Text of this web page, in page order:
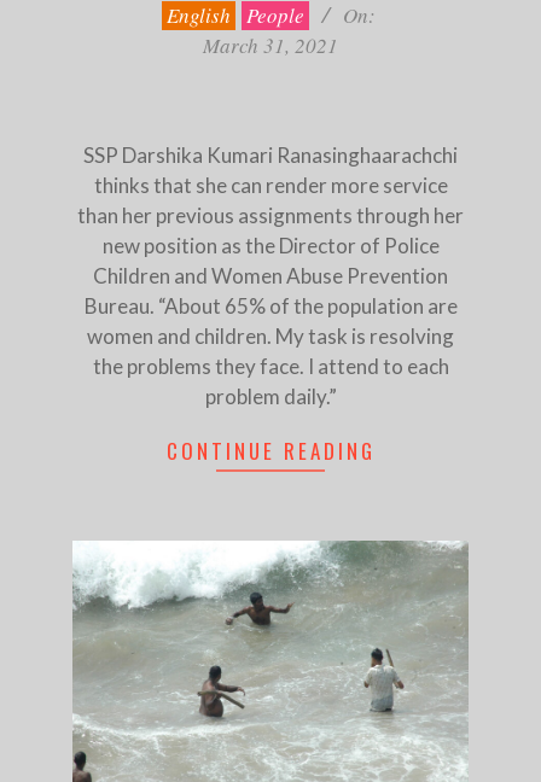
English People
On:
March 31, 2021
SSP Darshika Kumari Ranasinghaarachchi
thinks that she can render more service
than her previous assignments through her
new position as the Director of Police
Children and Women Abuse Prevention
Bureau. “About 65% of the population are
women and children. My task is resolving
the problems they face. I attend to each
problem daily.”
CONTINUE READING